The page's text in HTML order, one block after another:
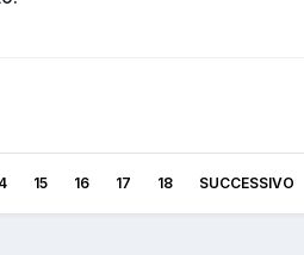
15 16 17 18 SUCCESSIVO